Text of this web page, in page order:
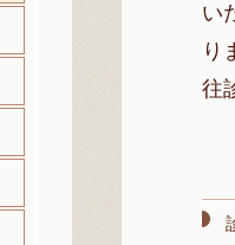
い
り
往